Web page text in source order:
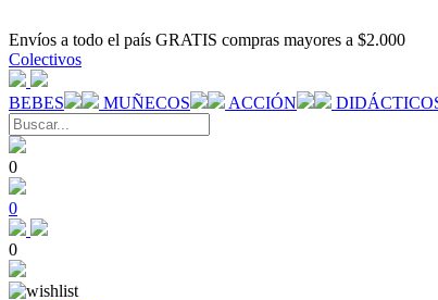
Envíos a todo el país GRATIS compras mayores a $2.000
Colectivos
BEBES MUÑECOS ACCIÓN
0
0
0